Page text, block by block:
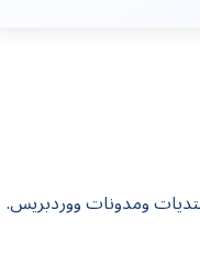
ومدونات ووردبريس.